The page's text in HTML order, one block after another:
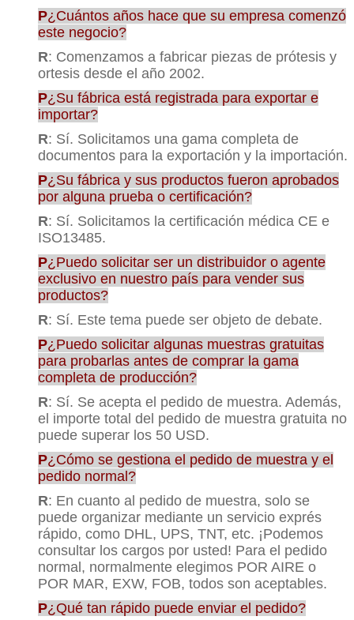
P¿Cuántos años hace que su empresa comenzó
este negocio?
R: Comenzamos a fabricar piezas de prótesis y
ortesis desde el año 2002.
P¿Su fábrica está registrada para exportar e
importar?
R: Sí. Solicitamos una gama completa de
documentos para la exportación y la importación.
P¿Su fábrica y sus productos fueron aprobados
por alguna prueba o certificación?
R: Sí. Solicitamos la certificación médica CE e
ISO13485.
P¿Puedo solicitar ser un distribuidor o agente
exclusivo en nuestro país para vender sus
productos?
R: Sí. Este tema puede ser objeto de debate.
P¿Puedo solicitar algunas muestras gratuitas
para probarlas antes de comprar la gama
completa de producción?
R: Sí. Se acepta el pedido de muestra. Además,
el importe total del pedido de muestra gratuita no
puede superar los 50 USD.
P¿Cómo se gestiona el pedido de muestra y el
pedido normal?
R: En cuanto al pedido de muestra, solo se
puede organizar mediante un servicio exprés
rápido, como DHL, UPS, TNT, etc. ¡Podemos
consultar los cargos por usted! Para el pedido
normal, normalmente elegimos POR AIRE o
POR MAR, EXW, FOB, todos son aceptables.
P¿Qué tan rápido puede enviar el pedido?